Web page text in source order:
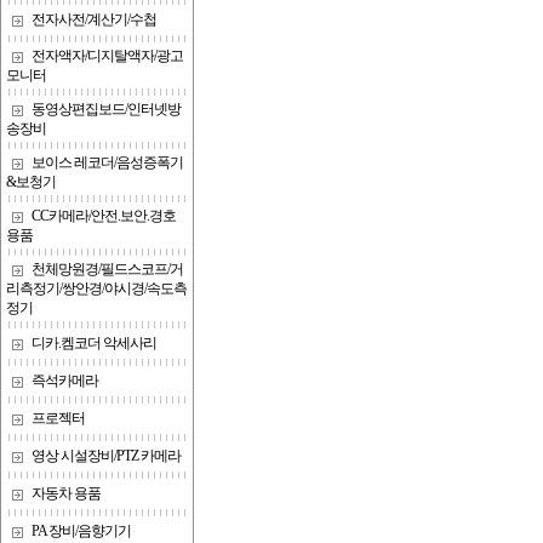
전자사전/계산기/수첩
전자액자/디지탈액자/광고
모니터
동영상편집보드/인터넷방
송장비
보이스 레코더/음성증폭기
&보청기
CC카메라/안전.보안.경호
용품
천체망원경/필드스코프/거
리측정기/쌍안경/야시경/속도측
정기
디카.켐코더 악세사리
즉석카메라
프로젝터
영상 시설장비/PTZ 카메라
자동차 용품
PA 장비/음향기기